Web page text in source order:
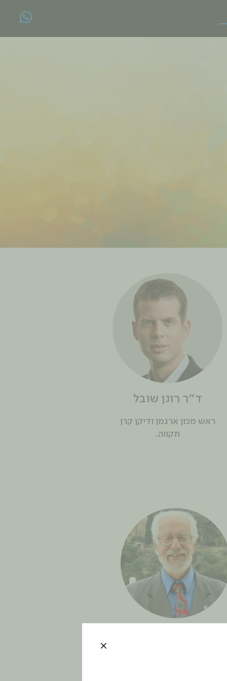
ד”ר רונן שובל
ראש מכון ארגמן ודיקן קרן
תקווה.